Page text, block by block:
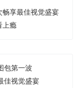
享最佳视觉盛宴
上瘾
包第一波
佳视觉盛宴